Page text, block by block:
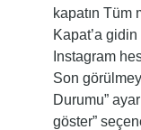
kapatın Tüm
Kapat’a gidin
Instagram
Son
Durumu”
göster”